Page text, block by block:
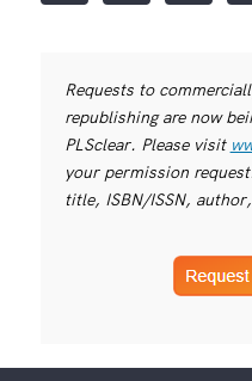
Requests to
republishing are now
PLSclear. Please visit
your permission
title, ISBN/ISSN,